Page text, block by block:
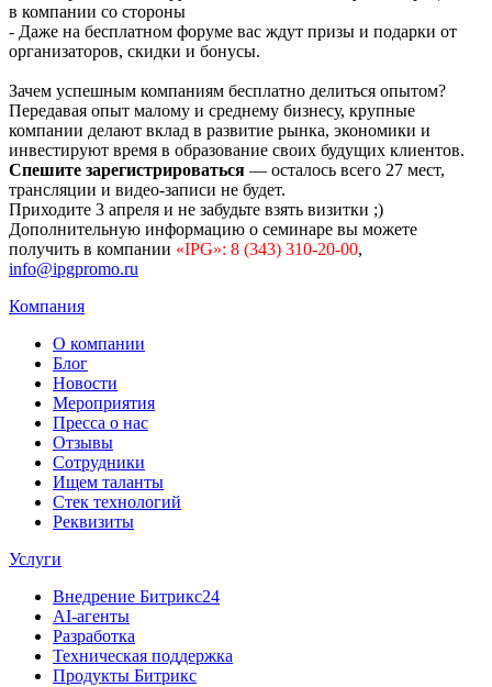
в компании со стороны
- Даже на бесплатном форуме вас ждут призы и подарки от
организаторов, скидки и бонусы.
Зачем успешным компаниям бесплатно делиться опытом?
Передавая опыт малому и среднему бизнесу, крупные
компании делают вклад в развитие рынка, экономики и
инвестируют время в образование своих будущих клиентов.
Спешите зарегистрироваться — осталось всего 27 мест,
трансляции и видео-записи не будет.
Приходите 3 апреля и не забудьте взять визитки ;)
Дополнительную информацию о семинаре вы можете
получить в компании «IPG»: 8 (343) 310-20-00,
info@ipgpromo.ru
Компания
О компании
Блог
Новости
Мероприятия
Пресса о нас
Отзывы
Сотрудники
Ищем таланты
Стек технологий
Реквизиты
Услуги
Внедрение Битрикс24
AI-агенты
Разработка
Техническая поддержка
Продукты Битрикс